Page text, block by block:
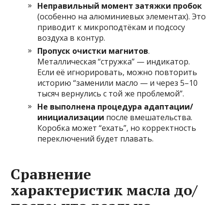
Неправильный момент затяжки пробок
(особенно на алюминиевых элементах). Это
приводит к микроподтёкам и подсосу
воздуха в контур.
Пропуск очистки магнитов.
Металлическая “стружка” — индикатор.
Если её игнорировать, можно повторить
историю “заменили масло — и через 5–10
тысяч вернулись с той же проблемой”.
Не выполнена процедура адаптации/
инициализации после вмешательства.
Коробка может “ехать”, но корректность
переключений будет плавать.
Сравнение
характеристик масла до/